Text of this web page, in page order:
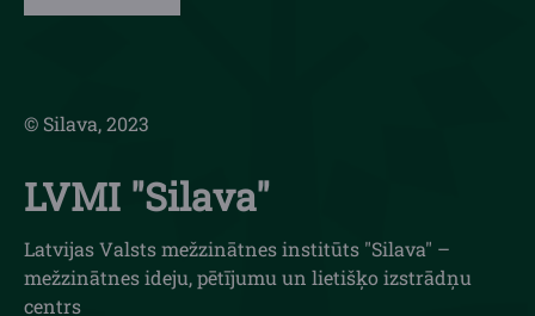
© Silava, 2023
LVMI "Silava"
Latvijas Valsts mežzinātnes institūts "Silava" –
mežzinātnes ideju, pētījumu un lietišķo izstrādņu
centrs